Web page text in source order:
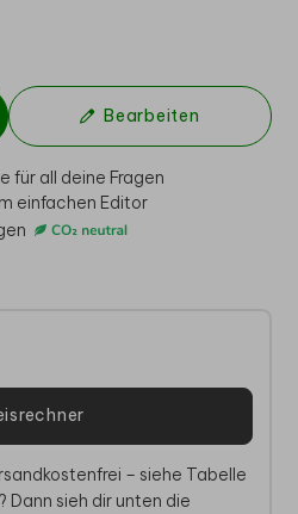
Bearbeiten
für all deine Fragen
einfachen Editor
– siehe Tabelle
Dann sieh dir unten die